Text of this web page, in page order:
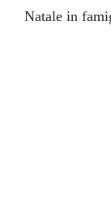
Natale in